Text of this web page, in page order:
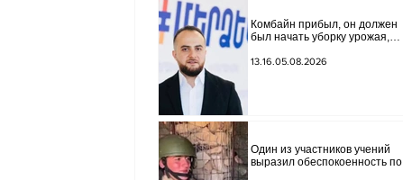
Комбайн прибыл, он должен
был начать уборку урожая,
постановление о запрете
13.16.05.08.2026
Один из участников учений
выразил обеспокоенность по